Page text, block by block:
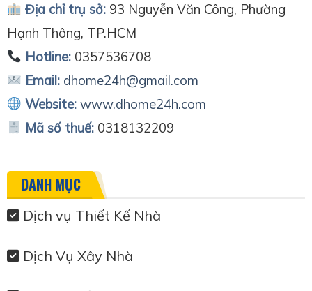
Địa chỉ trụ sở:93 Nguyễn Văn Công, Phường
Hạnh Thông, TP.HCM
Hotline:0357536708
Email: dhome24h@gmail.com
Website: www.dhome24h.com
Mã số thuế: 0318132209
DANH MỤC
Dịch vụ Thiết Kế Nhà
Dịch Vụ Xây Nhà